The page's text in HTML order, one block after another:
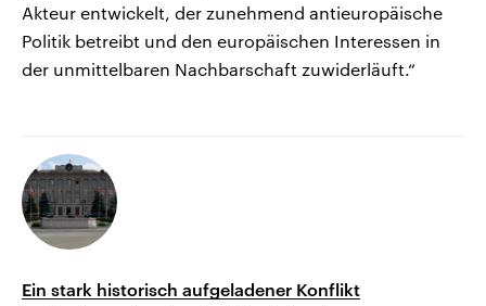
Akteur entwickelt, der zunehmend antieuropäische
Politik betreibt und den europäischen Interessen in
der unmittelbaren Nachbarschaft zuwiderläuft.“
Ein stark historisch aufgeladener Konflikt